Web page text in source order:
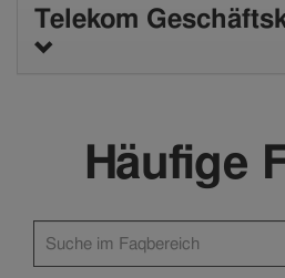
Telekom
Häufige